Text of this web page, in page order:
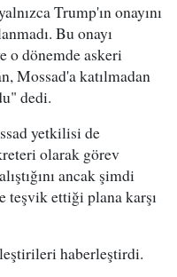
Trump'ın onayını
Bu onayı
o dönemde askeri
Mossad'a katılmadan
dedi.
yetkilisi de
olarak görev
ancak şimdi
teşvik ettiği plana karşı
haberleştirdi.